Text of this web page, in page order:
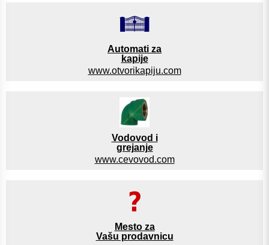
Automati za
kapije
www.otvorikapiju.com
Vodovod i
grejanje
www.cevovod.com
Mesto za
Vašu prodavnicu